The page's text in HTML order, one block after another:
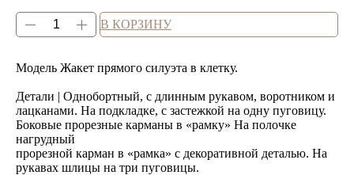
В КОРЗИНУ
Модель Жакет прямого силуэта в клетку.
Детали | Однобортный, с длинным рукавом, воротником и
лацканами. На подкладке, с застежкой на одну пуговицу.
Боковые прорезные карманы в «рамку» На полочке
нагрудный
прорезной карман в «рамка» с декоративной деталью. На
рукавах шлицы на три пуговицы.